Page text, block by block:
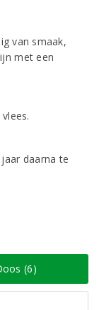
van smaak,
met een
daarna te
(6)